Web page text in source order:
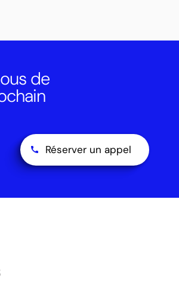
de
Réserver un appel